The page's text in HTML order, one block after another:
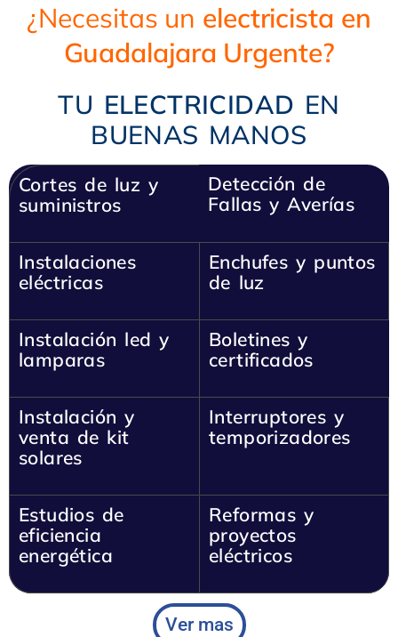
¿Necesitas un electricista en
Guadalajara Urgente?
TU ELECTRICIDAD EN
BUENAS MANOS
Cortes de luz y
suministros
Detección de
Fallas y Averías
Instalaciones
eléctricas
Enchufes y puntos
de luz
Instalación led y
lamparas
Boletines y
certificados
Instalación y
venta de kit
solares
Interruptores y
temporizadores
Estudios de
eficiencia
energética
Reformas y
proyectos
eléctricos
Ver mas